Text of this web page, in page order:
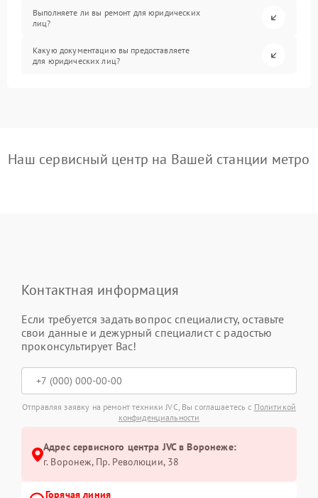
Выполняете ли вы ремонт для юридических
лиц?
Какую документацию вы предоставляете
для юридических лиц?
Наш сервисный центр на Вашей станции метро
Контактная информация
Если требуется задать вопрос специалисту, оставьте
свои данные и дежурный специалист с радостью
проконсультирует Вас!
Отправляя заявку на ремонт техники JVC, Вы соглашаетесь с Политикой
конфиденциальности
Адрес сервисного центра JVC в Воронеже:
г. Воронеж, Пр. Революции, 38
Горячая линия